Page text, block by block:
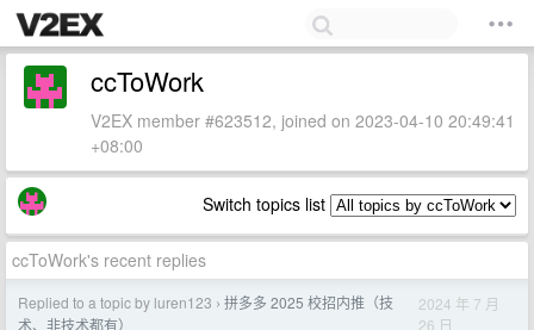
ccToWork
V2EX member #623512, joined on 2023-04-10 20:49:41
+08:00
Switch topics list
ccToWork's recent replies
Replied to a topic by luren123 › 拼多多 2025 校招内推（技
术、非技术都有）
2024 年 7 月
26 日